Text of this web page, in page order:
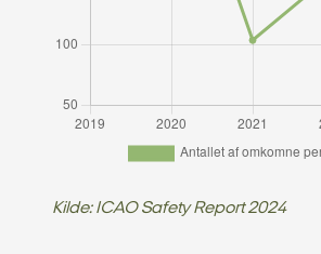
Kilde: ICAO Safety Report 2024